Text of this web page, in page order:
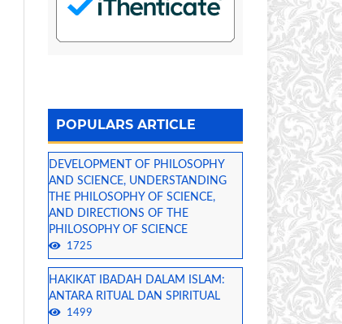
POPULARS ARTICLE
DEVELOPMENT OF PHILOSOPHY
AND SCIENCE, UNDERSTANDING
THE PHILOSOPHY OF SCIENCE,
AND DIRECTIONS OF THE
PHILOSOPHY OF SCIENCE
1725
HAKIKAT IBADAH DALAM ISLAM:
ANTARA RITUAL DAN SPIRITUAL
1499